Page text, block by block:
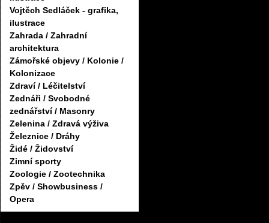
Vojtěch Sedláček - grafika,
ilustrace
Zahrada / Zahradní
architektura
Zámořské objevy / Kolonie /
Kolonizace
Zdraví / Léčitelství
Zednáři / Svobodné
zednářství / Masonry
Zelenina / Zdravá výživa
Železnice / Dráhy
Židé / Židovství
Zimní sporty
Zoologie / Zootechnika
Zpěv / Showbusiness /
Opera